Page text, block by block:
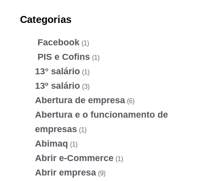
Categorias
Facebook (1)
PIS e Cofins (1)
13° salário (1)
13º salário (3)
Abertura de empresa (6)
Abertura e o funcionamento de
empresas (1)
Abimaq (1)
Abrir e-Commerce (1)
Abrir empresa (9)